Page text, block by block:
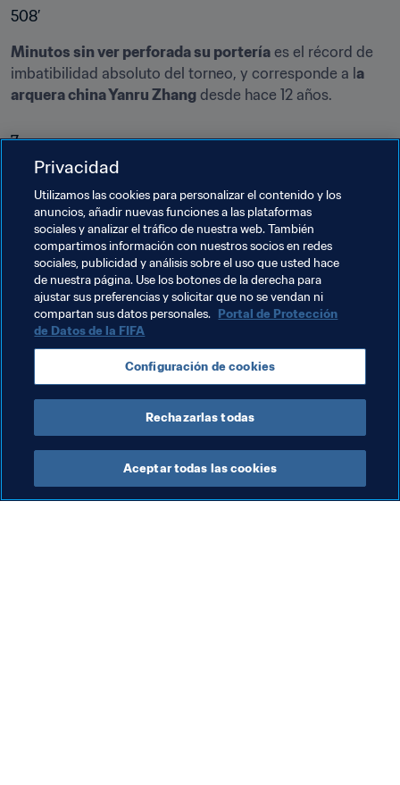
508’
Minutos sin ver perforada su portería es el récord de
imbatibilidad absoluto del torneo, y corresponde a l a
arquera china Yanru Zhang desde hace 12 años.
7
Mundiales Sub-20 cumplirá Maren Meinert en Francia
La seleccionadora alemana solo se ha perdido las 2
primeras ediciones, 2002 y 2004, y suma dos títulos.
Este año coincidirá con otra veterana, la
seleccionadora inglesa Mo Marley, que vivirá su 5º
torneo de la categoría.
Temas relacionados
Competiciones
Privacidad
Utilizamos las cookies para personalizar el contenido y los
anuncios, añadir nuevas funciones a las plataformas
sociales y analizar el tráfico de nuestra web. También
compartimos información con nuestros socios en redes
sociales, publicidad y análisis sobre el uso que usted hace
de nuestra página. Use los botones de la derecha para
ajustar sus preferencias y solicitar que no se vendan ni
compartan sus datos personales. Portal de Protección
de Datos de la FIFA
Configuración de cookies
Rechazarlas todas
Aceptar todas las cookies